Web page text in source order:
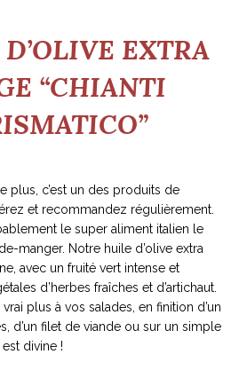
EXTRA
“CHIANTI
plus, c’est un des produits de
et recommandez régulièrement.
le super aliment italien le
manger. Notre huile d’olive extra
avec un fruité vert intense et
d’herbes fraîches et d’artichaut.
plus à vos salades, en finition d’un
d’un filet de viande ou sur un simple
divine !